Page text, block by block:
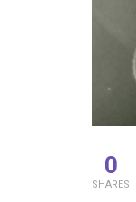
0
SHARES